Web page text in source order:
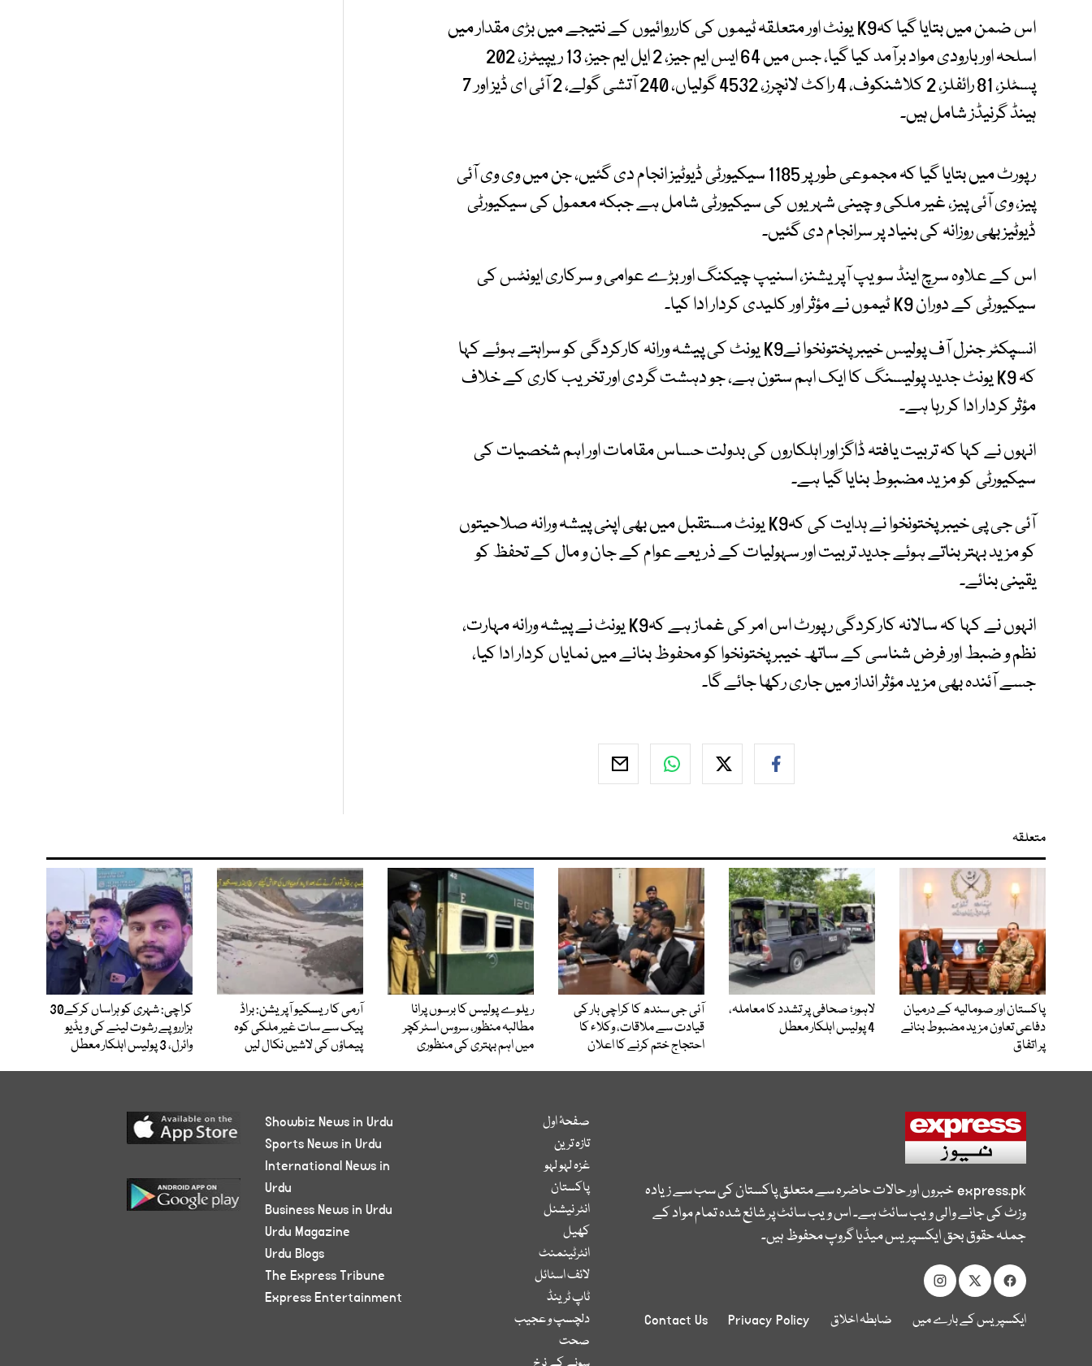
اس ضمن میں بتایا گیا کہK9 یونٹ اور متعلقہ ٹیموں کی کارروائیوں کے نتیجے میں بڑی مقدار میں
اسلحہ اور بارودی مواد برآمد کیا گیا، جس میں 64 ایس ایم جیز، 2 ایل ایم جیز، 13 ریپیٹرز، 202
پسٹلز، 81 رائفلز، 2 کلاشنکوف، 4 راکٹ لانچرز، 4532 گولیاں، 240 آتشی گولے، 2 آئی ای ڈیز اور 7
ہینڈ گرنیڈز شامل ہیں۔
رپورٹ میں بتایا گیا کہ مجموعی طور پر 1185 سیکیورٹی ڈیوٹیز انجام دی گئیں، جن میں وی وی آئی
پیز، وی آئی پیز، غیر ملکی و چینی شہریوں کی سیکیورٹی شامل ہے جبکہ معمول کی سیکیورٹی
ڈیوٹیز بھی روزانہ کی بنیاد پر سرانجام دی گئیں۔
اس کے علاوہ سرچ اینڈ سویپ آپریشنز، اسنیپ چیکنگ اور بڑے عوامی و سرکاری ایونٹس کی
سیکیورٹی کے دوران K9 ٹیموں نے مؤثر اور کلیدی کردار ادا کیا۔
انسپکٹر جنرل آف پولیس خیبر پختونخوا نےK9 یونٹ کی پیشہ ورانہ کارکردگی کو سراہتے ہوئے کہا
کہ K9 یونٹ جدید پولیسنگ کا ایک اہم ستون ہے، جو دہشت گردی اور تخریب کاری کے خلاف
مؤثر کردار ادا کر رہا ہے۔
انہوں نے کہا کہ تربیت یافتہ ڈاگز اور اہلکاروں کی بدولت حساس مقامات اور اہم شخصیات کی
سیکیورٹی کو مزید مضبوط بنایا گیا ہے۔
آئی جی پی خیبر پختونخوا نے ہدایت کی کہK9 یونٹ مستقبل میں بھی اپنی پیشہ ورانہ صلاحیتوں
کو مزید بہتر بناتے ہوئے جدید تربیت اور سہولیات کے ذریعے عوام کے جان و مال کے تحفظ کو
یقینی بنائے۔
انہوں نے کہا کہ سالانہ کارکردگی رپورٹ اس امر کی غماز ہے کہK9 یونٹ نے پیشہ ورانہ مہارت،
نظم و ضبط اور فرض شناسی کے ساتھ خیبر پختونخوا کو محفوظ بنانے میں نمایاں کردار ادا کیا،
جسے آئندہ بھی مزید مؤثر انداز میں جاری رکھا جائے گا۔
متعلقہ
پاکستان اور صومالیہ کے درمیان
دفاعی تعاون مزید مضبوط بنانے
پر اتفاق
لاہور؛ صحافی پر تشدد کا معاملہ،
4 پولیس اہلکار معطل
آئی جی سندھ کا کراچی بار کی
قیادت سے ملاقات، وکلاء کا
احتجاج ختم کرنے کا اعلان
ریلوے پولیس کا برسوں پرانا
مطالبہ منظور، سروس اسٹرکچر
میں اہم بہتری کی منظوری
آرمی کا ریسکیو آپریشن: براڈ
پیک سے سات غیر ملکی کوہ
پیماؤں کی لاشیں نکال لیں
کراچی: شہری کو ہراساں کرکے30
ہزارروپے رشوت لینے کی ویڈیو
وائرل، 3 پولیس اہلکار معطل
express.pkخبروں اور حالات حاضرہ سے متعلق پاکستان کی سب سے زیادہ
وزٹ کی جانے والی ویب سائٹ ہے۔ اس ویب سائٹ پر شائع شدہ تمام مواد کے
جملہ حقوق بحق ایکسپریس میڈیا گروپ محفوظ ہیں۔
ایکسپریس کے بارے میں ضابطہ اخلاق Privacy Policy
Contact Us
صفحۂ اول
تازہ ترین
غزہ لہو لہو
پاکستان
انٹر نیشنل
کھیل
انٹرٹینمنٹ
لائف اسٹائل
ٹاپ ٹرینڈ
دلچسپ و عجیب
صحت
Showbiz News in Urdu
Sports News in Urdu
International News in
Urdu
Business News in Urdu
Urdu Magazine
Urdu Blogs
The Express Tribune
Express Entertainment